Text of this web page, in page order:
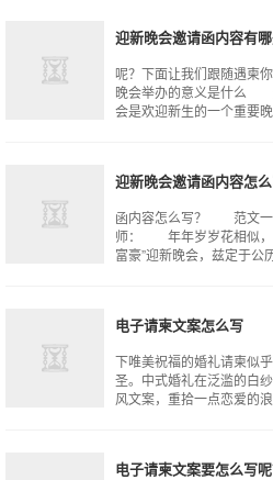
迎新晚会邀请函内容有
呢？下面让我们跟随遇
晚会举办的意义是什么
会是欢迎新生的一个重要
迎新晚会邀请函内容怎
函内容怎么写？ 范文
师： 年年岁岁花相似，
富豪”迎新晚会，兹定于公
电子请柬文案怎么写
下唯美祝福的婚礼请柬似
圣。中式婚礼在泛滥的白
风文案，重拾一点恋爱的
电子请柬文案要怎么写呢